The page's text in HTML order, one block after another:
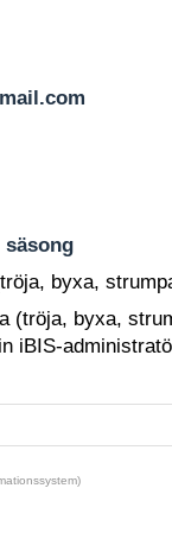
byxa,
(tröja, byxa,
iBIS-